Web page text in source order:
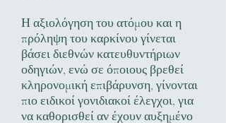
Η αξιολόγηση του ατόμου και η
πρόληψη του καρκίνου γίνεται
βάσει διεθνών κατευθυντήριων
οδηγιών, ενώ σε όποιους βρεθεί
κληρονομική επιβάρυνση, γίνονται
πιο ειδικοί γονιδιακοί έλεγχοι, για
να καθορισθεί αν έχουν αυξημένο